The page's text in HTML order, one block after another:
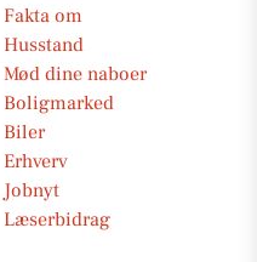
Fakta om
Husstand
Mød dine naboer
Boligmarked
Biler
Erhverv
Jobnyt
Læserbidrag